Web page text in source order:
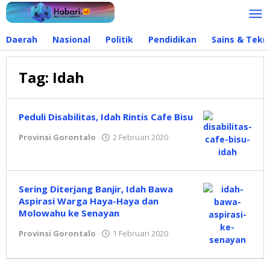
Lewati
ke
Daerah Nasional Politik Pendidikan Sains &
Tag: Idah
Peduli Disabilitas, Idah Rintis Cafe Bisu
Provinsi Gorontalo 2 Februari 2020
Sering Diterjang Banjir, Idah Bawa
Aspirasi Warga Haya-Haya dan
Molowahu ke Senayan
Provinsi Gorontalo 1 Februari 2020